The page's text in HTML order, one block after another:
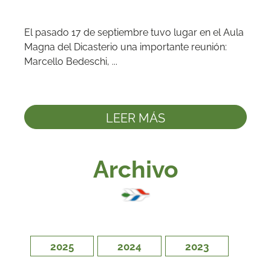
El pasado 17 de septiembre tuvo lugar en el Aula
Magna del Dicasterio una importante reunión:
Marcello Bedeschi, ...
LEER MÁS
Archivo
2025 2024 2023